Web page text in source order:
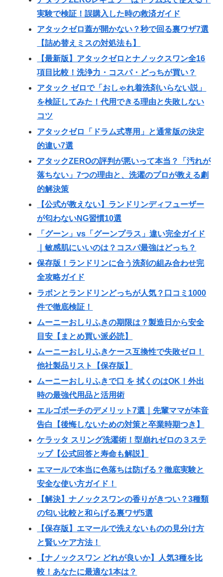
実験で検証！誤購入した時の救済ガイド
アタックゼロ蓋が開かない？秒で回る裏ワザ7選
【詰め替えミスの対処法も】
【最新版】アタックゼロとナノックスワン全16
項目比較！洗浄力・コスパ・どっちが買い？
アタック ゼロで「おしゃれ着洗剤いらない説」
を検証してみた！代用できる理由と失敗しない
コツ
アタックゼロ「ドラム式専用」と通常版の決定
的違い7選
アタックZEROの評判が悪いって本当？「汚れが
落ちない」7つの理由と、洗濯のプロが教える劇
的解決策
【公式が教えない】ランドリンディフューザー
が匂わないNG習慣10選
「グーン」vs「グーンプラス」違い完全ガイド
｜敏感肌にいいのは？コスパ最強はどっち？
保存版！ランドリンに合う洗剤の組み合わせ完
全攻略ガイド
ラボンとランドリンどっちが人気？口コミ1000
件で徹底検証！
ムーニーおしりふきの期限は？製造日から安全
目安【まとめ買い派必読】
ムーニーおしりふきケース互換性で失敗ゼロ！
他社製品リスト【保存版】
ムーニーおしりふきで口 を 拭くのはOK！外出
時の最強代用品と活用術
エルゴポーチのデメリット7選｜先輩ママが本音
告白【後悔しないための対策と卒業時期つき】
ケラッタ スリング洗濯術！型崩れゼロの３ステ
ップ【公式回答と寿命も解説】
エマールで本当に色落ちは防げる？徹底実験と
安全な使い方ガイド！
【解決】ナノックスワンの香りがきつい？3種類
の匂い比較と和らげる裏ワザ5選
【保存版】エマールで洗えないものの見分け方
と賢いケア方法！
【ナノックスワン どれが良いか】人気3種を比
較！あなたに最適な1本は？